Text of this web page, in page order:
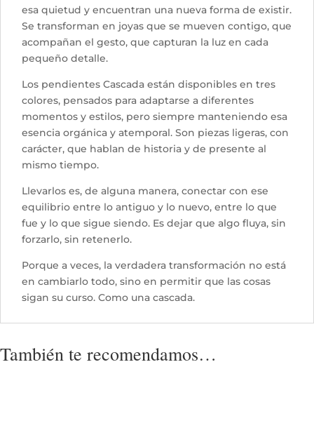
esa quietud y encuentran una nueva forma de existir.
Se transforman en joyas que se mueven contigo, que
acompañan el gesto, que capturan la luz en cada
pequeño detalle.
Los pendientes Cascada están disponibles en tres
colores, pensados para adaptarse a diferentes
momentos y estilos, pero siempre manteniendo esa
esencia orgánica y atemporal. Son piezas ligeras, con
carácter, que hablan de historia y de presente al
mismo tiempo.
Llevarlos es, de alguna manera, conectar con ese
equilibrio entre lo antiguo y lo nuevo, entre lo que
fue y lo que sigue siendo. Es dejar que algo fluya, sin
forzarlo, sin retenerlo.
Porque a veces, la verdadera transformación no está
en cambiarlo todo, sino en permitir que las cosas
sigan su curso. Como una cascada.
También te recomendamos…